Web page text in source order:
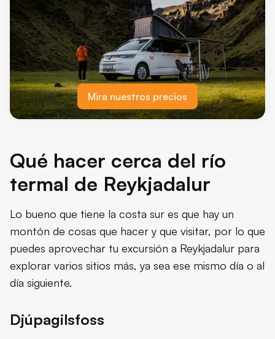
Mira nuestros precios
Qué hacer cerca del río
termal de Reykjadalur
Lo bueno que tiene la costa sur es que hay un
montón de cosas que hacer y que visitar, por lo que
puedes aprovechar tu excursión a Reykjadalur para
explorar varios sitios más, ya sea ese mismo día o al
día siguiente.
Djúpagilsfoss